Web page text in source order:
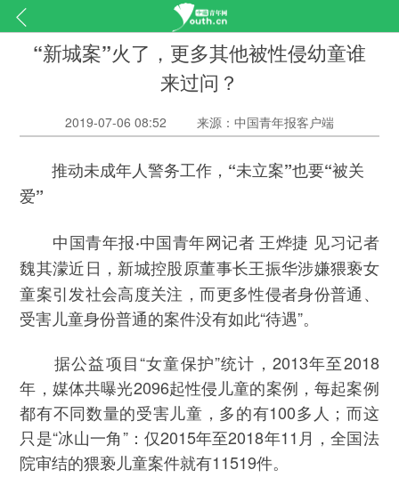
“新城案”火了，更多其他被性侵幼童谁
来过问？
2019-07-06 08:52 来源：中国青年报客户端
推动未成年人警务工作，“未立案”也要“被关
爱”
中国青年报·中国青年网记者 王烨捷 见习记者
魏其濛近日，新城控股原董事长王振华涉嫌猥亵女
童案引发社会高度关注，而更多性侵者身份普通、
受害儿童身份普通的案件没有如此“待遇”。
据公益项目“女童保护”统计，2013年至2018
年，媒体共曝光2096起性侵儿童的案例，每起案例
都有不同数量的受害儿童，多的有100多人；而这
只是“冰山一角”：仅2015年至2018年11月，全国法
院审结的猥亵儿童案件就有11519件。